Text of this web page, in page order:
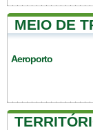
MEIO DE
Aeroporto